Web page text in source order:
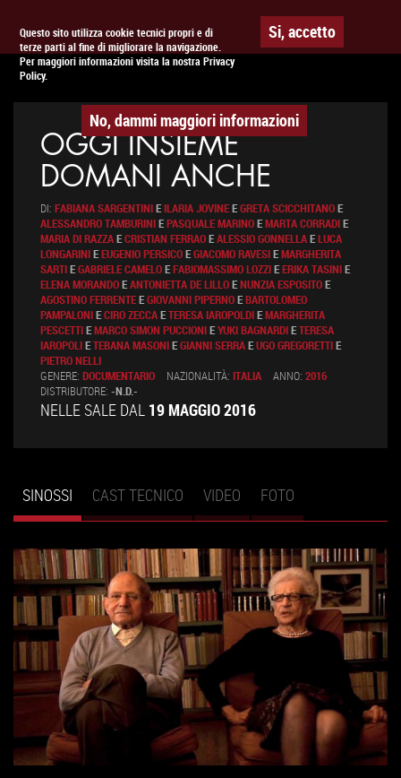
Questo sito utilizza cookie tecnici propri e di
terze parti al fine di migliorare la navigazione.
Per maggiori informazioni visita la nostra Privacy
Policy.
Si, accetto
No, dammi maggiori informazioni
APPUNTAMENTO AL CINEMA
OGGI INSIEME
DOMANI ANCHE
DI: FABIANA SARGENTINIEILARIA JOVINEEGRETA SCICCHITANOE
ALESSANDRO TAMBURINIEPASQUALE MARINOEMARTA CORRADIE
MARIA DI RAZZAECRISTIAN FERRAOEALESSIO GONNELLAELUCA
LONGARINIEEUGENIO PERSICOEGIACOMO RAVESIEMARGHERITA
SARTIEGABRIELE CAMELOEFABIOMASSIMO LOZZIEERIKA TASINIE
ELENA MORANDOEANTONIETTA DE LILLOENUNZIA ESPOSITOE
AGOSTINO FERRENTEEGIOVANNI PIPERNOEBARTOLOMEO
PAMPALONIECIRO ZECCAETERESA IAROPOLDIEMARGHERITA
PESCETTIEMARCO SIMON PUCCIONIEYUKI BAGNARDIETERESA
IAROPOLIETEBANA MASONIEGIANNI SERRAEUGO GREGORETTIE
PIETRO NELLI
GENERE: DOCUMENTARIO NAZIONALITÀ: ITALIA ANNO: 2016
DISTRIBUTORE: -N.D.-
NELLE SALE DAL 19 MAGGIO 2016
Schede primarie
SINOSSI (SCHEDA
ATTIVA)
CAST TECNICO VIDEO FOTO